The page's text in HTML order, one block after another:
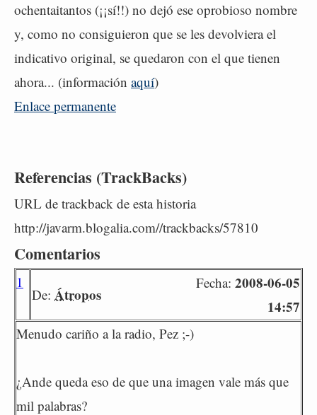
ochentaitantos (¡¡sí!!) no dejó ese oprobioso nombre
y, como no consiguieron que se les devolviera el
indicativo original, se quedaron con el que tienen
ahora... (información aquí)
Enlace permanente
Referencias (TrackBacks)
URL de trackback de esta historia
http://javarm.blogalia.com//trackbacks/57810
Comentarios
1
De: Átropos
Fecha: 2008-06-05
14:57
Menudo cariño a la radio, Pez ;-)
¿Ande queda eso de que una imagen vale más que
mil palabras?